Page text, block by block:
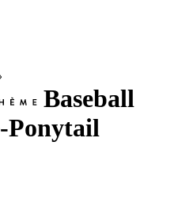
Baseball
Ponytail